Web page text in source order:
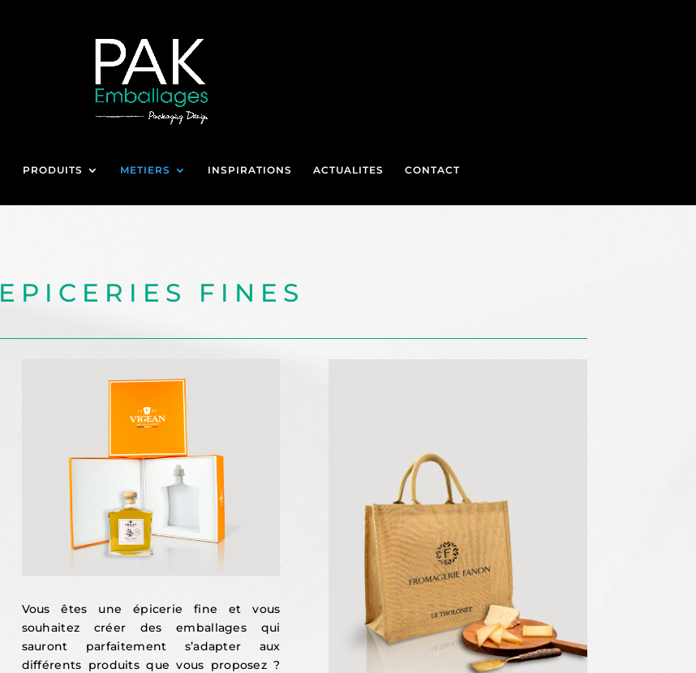
PRODUITS METIERS INSPIRATIONS ACTUALITES CONTACT
EPICERIES FINES
Vous êtes une épicerie fine et vous
souhaitez créer des emballages qui
sauront parfaitement s’adapter aux
différents produits que vous proposez ?